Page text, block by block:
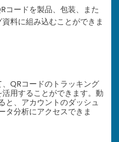
コードを製品、包装、また
料に組み込むことができま
QRコードのトラッキング
用することができます。動
と、アカウントのダッシュ
タ分析にアクセスできま